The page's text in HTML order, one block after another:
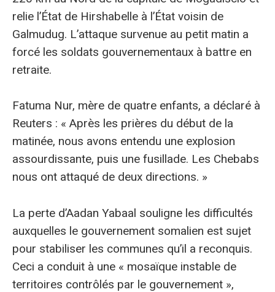
relie l’État de Hirshabelle à l’État voisin de
Galmudug. L’attaque survenue au petit matin a
forcé les soldats gouvernementaux à battre en
retraite.
Fatuma Nur, mère de quatre enfants, a déclaré à
Reuters : « Après les prières du début de la
matinée, nous avons entendu une explosion
assourdissante, puis une fusillade. Les Chebabs
nous ont attaqué de deux directions. »
La perte d’Aadan Yabaal souligne les difficultés
auxquelles le gouvernement somalien est sujet
pour stabiliser les communes qu’il a reconquis.
Ceci a conduit à une « mosaïque instable de
territoires contrôlés par le gouvernement »,